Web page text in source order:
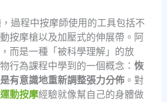
過程中按摩師使用的工具包括不
按摩槍以及加壓式的伸展帶。阿
而是一種「被科學理解」的放
行為課程中學到的一個概念： 恢
有意識地重新調整張力分佈。對
動按摩經驗就像幫自己的身體做